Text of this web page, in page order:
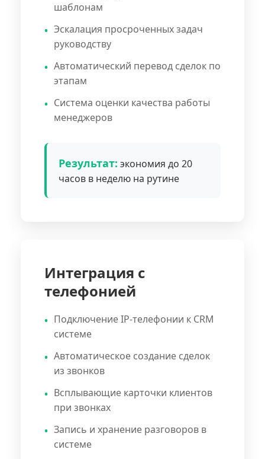
шаблонам
Эскалация просроченных задач
руководству
Автоматический перевод сделок по
этапам
Система оценки качества работы
менеджеров
Результат: экономия до 20
часов в неделю на рутине
Интеграция с
телефонией
Подключение IP-телефонии к CRM
системе
Автоматическое создание сделок
из звонков
Всплывающие карточки клиентов
при звонках
Запись и хранение разговоров в
системе